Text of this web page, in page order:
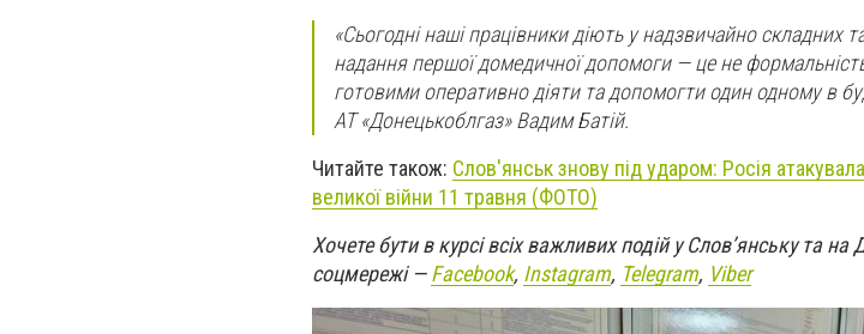
«Сьогодні наші працівники діють у надзвичайно складних
надання першої домедичної допомоги — це не
готовими оперативно діяти та допомогти один одному в
АТ «Донецькоблгаз» Вадим Батій.
Читайте також: Слов'янськ знову під ударом: Росія
великої війни 11 травня (ФОТО)
Хочете бути в курсі всіх важливих подій у Слов’янську та на
соцмережі —Facebook, Instagram, Telegram, Viber